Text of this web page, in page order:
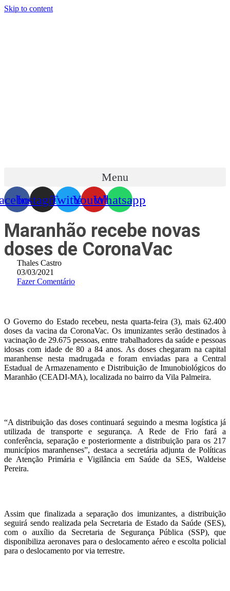
Skip to content
Menu
InstagramTwitterYoutubeWhatsapp
Maranhão recebe novas
doses de CoronaVac
Thales Castro
03/03/2021
Fazer Comentário
O Governo do Estado recebeu, nesta quarta-feira (3), mais 62.400
doses da vacina da CoronaVac. Os imunizantes serão destinados à
vacinação de 29.675 pessoas, entre trabalhadores da saúde e pessoas
idosas com idade de 80 a 84 anos. As doses chegaram na capital
maranhense nesta madrugada e foram enviadas para a Central
Estadual de Armazenamento e Distribuição de Imunobiológicos do
Maranhão (CEADI-MA), localizada no bairro da Vila Palmeira.
“A distribuição das doses continuará seguindo a mesma logística já
utilizada de transporte e segurança. A Rede de Frio fará a
conferência, separação e posteriormente a distribuição para os 217
municípios maranhenses”, destaca a secretária adjunta de Políticas
de Atenção Primária e Vigilância em Saúde da SES, Waldeise
Pereira.
Assim que finalizada a separação dos imunizantes, a distribuição
seguirá sendo realizada pela Secretaria de Estado da Saúde (SES),
com o auxílio da Secretaria de Segurança Pública (SSP), que
disponibiliza aeronaves para o deslocamento aéreo e escolta policial
para o deslocamento por via terrestre.